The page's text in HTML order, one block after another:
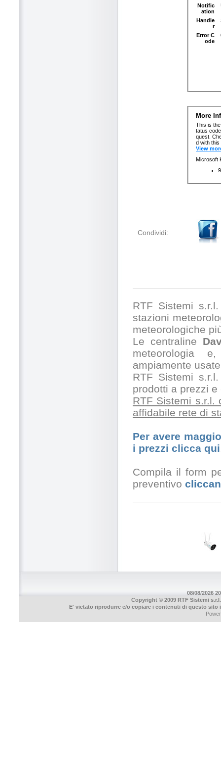
Condividi:
RTF Sistemi
stazioni
meteorologiche
Le centraline
meteorologia
ampiamente
RTF Sistemi
prodotti a prezzi
RTF Sistemi s.r.l.
affidabile rete di
Per avere
i prezzi clicca qui
Compila il form
preventivo
08/08/2026
Copyright © 2009 RTF Sistemi
E' vietato riprodurre e/o copiare i contenuti di questo